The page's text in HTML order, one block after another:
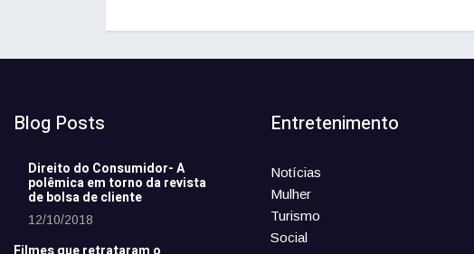
Blog Posts
Direito do Consumidor- A
polêmica em torno da revista
de bolsa de cliente
12/10/2018
Entretenimento
Notícias
Mulher
Turismo
Social